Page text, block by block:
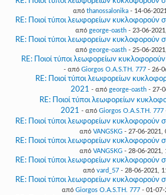
από thanossalonika - 14-06-
RE: Ποιοί τύποι λεωφορείων
από george-oasth- 23-06-
RE: Ποιοί τύποι λεωφορείων
από george-oasth- 25-06-
RE: Ποιοί τύποι λεωφορείων
- από Giorgos O.A.S.TH. 777- 26-
RE: Ποιοί τύποι λεωφορείων
2021 - από george-oasth- 27-
RE: Ποιοί τύποι λεωφορείων
2021 - από Giorgos O.A.S.TH. 777
RE: Ποιοί τύποι λεωφορείων
από VANGSKG- 27-06-2021,
RE: Ποιοί τύποι λεωφορείων
από VANGSKG- 28-06-2021,
RE: Ποιοί τύποι λεωφορείων
από vard_57- 28-06-2021,
RE: Ποιοί τύποι λεωφορείων
από Giorgos O.A.S.TH. 777- 01-07-